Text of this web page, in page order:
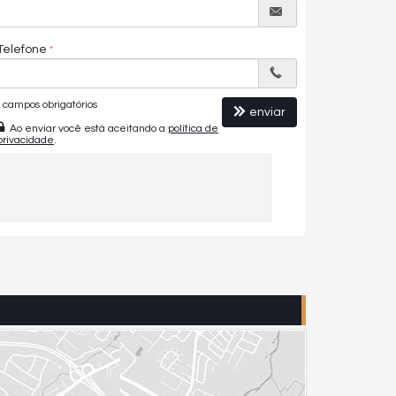
campos obrigatórios
Ao enviar você está aceitando a política de
enviar